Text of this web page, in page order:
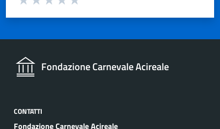
Fondazione Carnevale Acireale
CONTATTI
Fondazione Carnevale Acireale